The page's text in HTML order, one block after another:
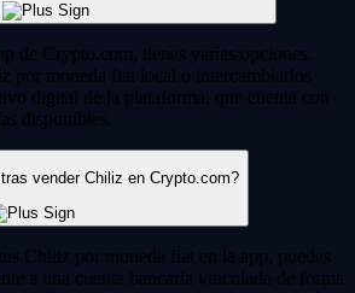
de Crypto.com, tienes varias opciones.
por moneda fiat local o intercambiarlos
digital de la plataforma, que cuenta con
disponibles.
vender Chiliz en Crypto.com?
Chiliz por moneda fiat en la app, puedes
a una cuenta bancaria vinculada de forma